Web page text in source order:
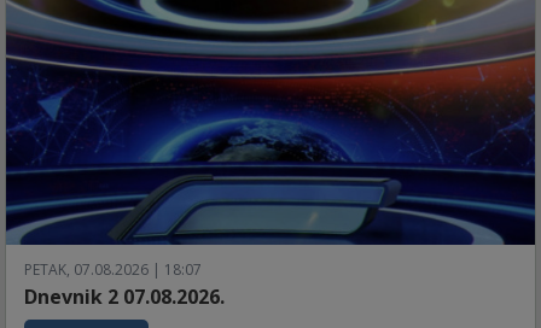
PETAK, 07.08.2026 | 18:07
Dnevnik 2 07.08.2026.